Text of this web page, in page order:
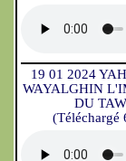
19 01 2024
WAYALGHIN
DU
(Téléchargé